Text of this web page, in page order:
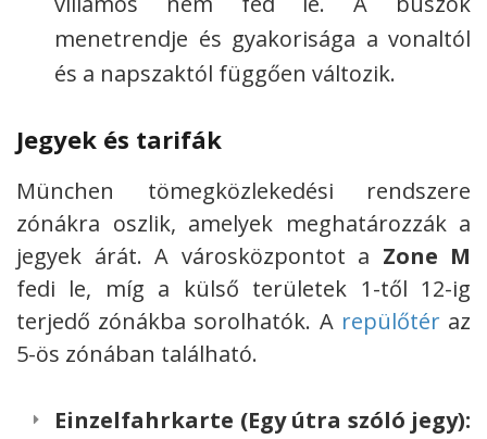
menetrendje és gyakorisága a vonaltól
és a napszaktól függően változik.
Jegyek és tarifák
München tömegközlekedési rendszere
zónákra oszlik, amelyek meghatározzák a
jegyek árát. A városközpontot a Zone M
fedi le, míg a külső területek 1-től 12-ig
terjedő zónákba sorolhatók. A repülőtéraz
5-ös zónában található.
Einzelfahrkarte (Egy útra szóló jegy):